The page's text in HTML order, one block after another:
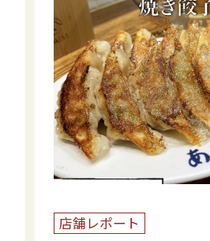
店舗レポート